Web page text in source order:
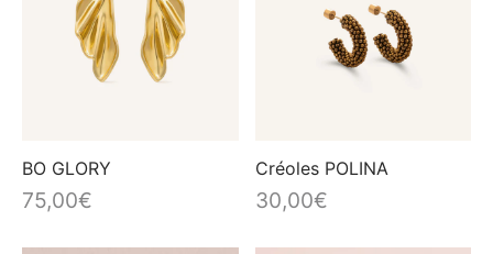
BO GLORY
75,00€
Créoles POLINA
30,00€